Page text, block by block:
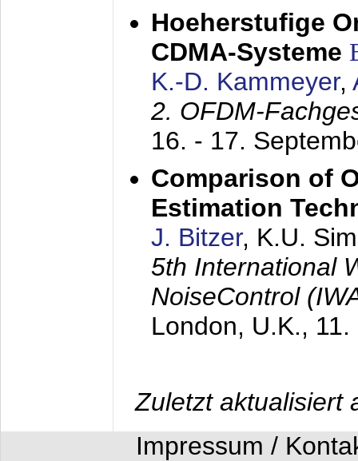
Hoeherstufige
CDMA-Systeme
K.-D. Kammeyer,
2. OFDM-
16. - 17.
Comparison of
Estimation
J. Bitzer, K.U.
5th International
NoiseControl
London, U.K.,
Zuletzt aktualisiert
Impressum /